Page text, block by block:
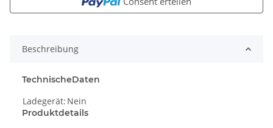
Beschreibung
TechnischeDaten
Ladegerät: Nein
Produktdetails